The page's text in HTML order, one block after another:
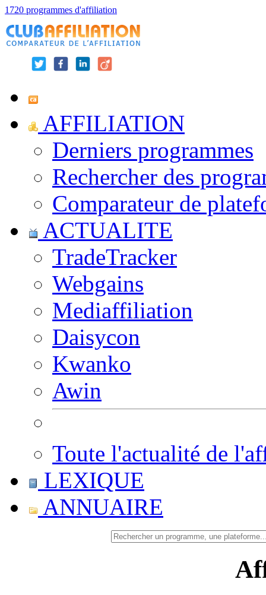
1720 programmes d'affiliation
AFFILIATION
Derniers programmes
Rechercher des
Comparateur de
ACTUALITE
TradeTracker
Webgains
Mediaffiliation
Daisycon
Kwanko
Awin
Toute l'actualité de
LEXIQUE
ANNUAIRE